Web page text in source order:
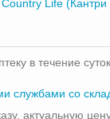
Country Life
в течение
службами со
актуальную